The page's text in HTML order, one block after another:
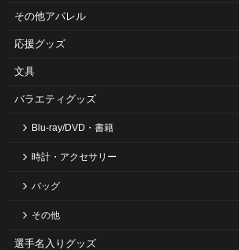
その他アパレル
応援グッズ
文具
バラエティグッズ
Blu-ray/DVD・書籍
時計・アクセサリー
バッグ
その他
選手名入りグッズ